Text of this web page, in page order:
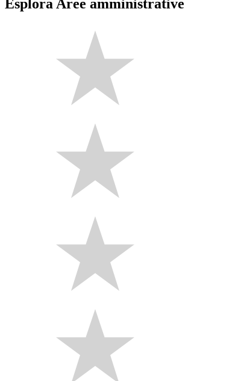
Esplora Aree amministrative